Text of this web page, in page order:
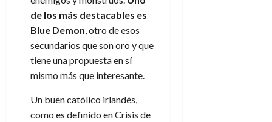
de los más destacables es
Blue Demon, otro de esos
secundarios que son oro y que
tiene una propuesta en sí
mismo más que interesante.
Un buen católico irlandés,
como es definido en Crisis de